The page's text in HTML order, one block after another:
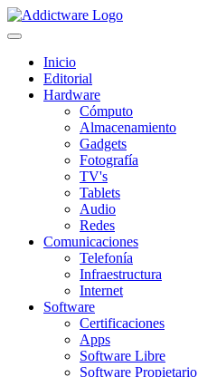
Inicio
Editorial
Hardware
Cómputo
Almacenamiento
Gadgets
Fotografía
TV's
Tablets
Audio
Redes
Comunicaciones
Telefonía
Infraestructura
Internet
Software
Certificaciones
Apps
Software Libre
Software Propietario